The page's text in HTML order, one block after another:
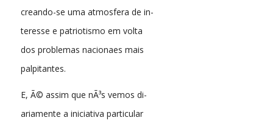
creando-se uma atmosfera de in-
teresse e patriotismo em volta
dos problemas nacionaes mais
palpitantes.
E, Ã© assim que nÃ³s vemos di-
ariamente a iniciativa particular